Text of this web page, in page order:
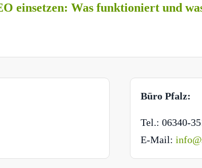
einsetzen: Was funktioniert und
Büro Pfalz:
Tel.: 06340-
E-Mail: